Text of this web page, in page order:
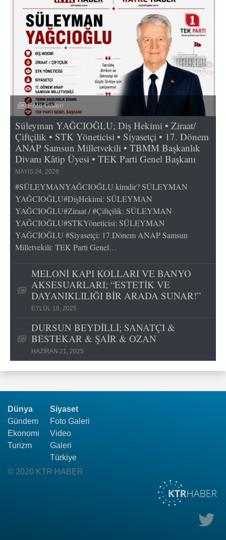
Foto Galeri
Süleyman YAĞCIOĞLU; Diş Hekimi • Ziraat/
Çiftçilik • STK Yöneticisi • Siyasetçi • 17. Dönem
ANAP Samsun Milletvekili • TBMM Başkanlık
Divanı Kâtip Üyesi • TEK Parti Genel Başkanı
MAYIS 24, 2026
#SÜLEYMANYAĞCIOĞLU kimdir? SÜLEYMAN
YAĞCIOĞLU#DişHekimi: SÜLEYMAN
YAĞCIOĞLU#Ziraat / #Çiftçilik: SÜLEYMAN
YAĞCIOĞLU#STKYöneticisi: SÜLEYMAN
YAĞCIOĞLU #Siyasetçi: 17.Dönem ANAP Samsun
Milletvekili: TEK Parti Genel…
MELONİ KAPI KOLLARI VE BANYO
AKSESUARLARI; “ESTETİK VE
DAYANIKLILIĞI BİR ARADA SUNAR!”
EYLÜL 18, 2025
DURSUN BEYDİLLİ; SANATÇI &
BESTEKAR & ŞAİR & OZAN
HAZIRAN 21, 2025
Dünya
Gündem
Ekonomi
Turizm
Siyaset
Foto Galeri
Video
Galeri
Türkiye
© 2020 KTR HABER